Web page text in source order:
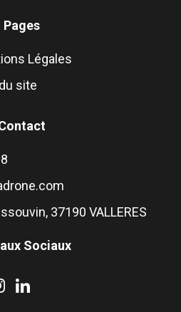
Pages
Légales
site
37190 VALLERES
Sociaux